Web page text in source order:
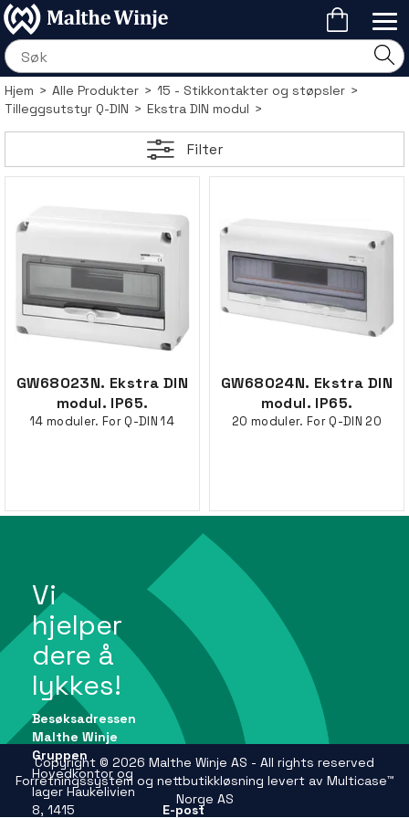
Hjem>Alle Produkter>15 - Stikkontakter og støpsler>
Tilleggsutstyr Q-DIN>Ekstra DIN modul>
Filter
GW68023N. Ekstra DIN
modul. IP65.
14 moduler. For Q-DIN 14
GW68024N. Ekstra DIN
modul. IP65.
20 moduler. For Q-DIN 20
Vi
hjelper
dere å
lykkes!
Besøksadressen
Malthe Winje
Gruppen
Hovedkontor og
lager Haukelivien
8, 1415
E-post
Copyright © 2026 Malthe Winje AS - All rights reserved
Forretningssystem og nettbutikkløsning levert av Multicase™
Norge AS